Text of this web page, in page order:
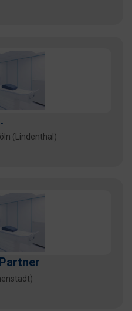
(Lindenthal)